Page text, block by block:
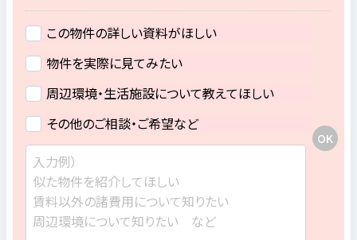
この物件の詳しい資料がほしい
物件を実際に見てみたい
周辺環境・生活施設について教えてほしい
その他のご相談・ご希望など